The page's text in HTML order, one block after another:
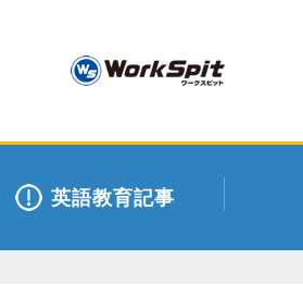
英語教育記事